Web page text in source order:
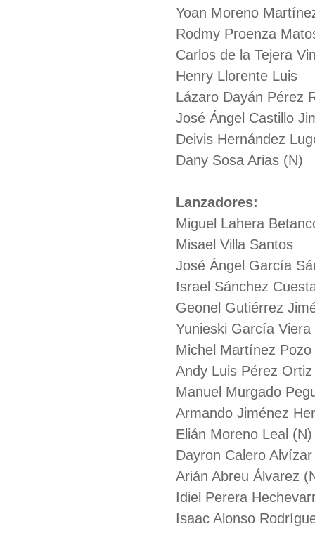
Yoan Moreno
Rodmy Proenza
Carlos de la Tejera
Henry Llorente Luis
Lázaro Dayán Pérez
José Ángel Castillo
Deivis Hernández
Dany Sosa Arias (N)
Lanzadores:
Miguel Lahera
Misael Villa Santos
José Ángel García
Israel Sánchez
Geonel Gutiérrez
Yunieski García Viera
Michel Martínez Pozo
Andy Luis Pérez Ortiz
Manuel Murgado
Armando Jiménez
Elián Moreno Leal (N)
Dayron Calero
Arián Abreu Álvarez
Idiel Perera
Isaac Alonso